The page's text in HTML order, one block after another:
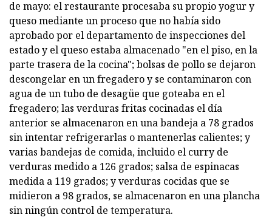
de mayo: el restaurante procesaba su propio yogur y
queso mediante un proceso que no había sido
aprobado por el departamento de inspecciones del
estado y el queso estaba almacenado "en el piso, en la
parte trasera de la cocina"; bolsas de pollo se dejaron
descongelar en un fregadero y se contaminaron con
agua de un tubo de desagüe que goteaba en el
fregadero; las verduras fritas cocinadas el día
anterior se almacenaron en una bandeja a 78 grados
sin intentar refrigerarlas o mantenerlas calientes; y
varias bandejas de comida, incluido el curry de
verduras medido a 126 grados; salsa de espinacas
medida a 119 grados; y verduras cocidas que se
midieron a 98 grados, se almacenaron en una plancha
sin ningún control de temperatura.